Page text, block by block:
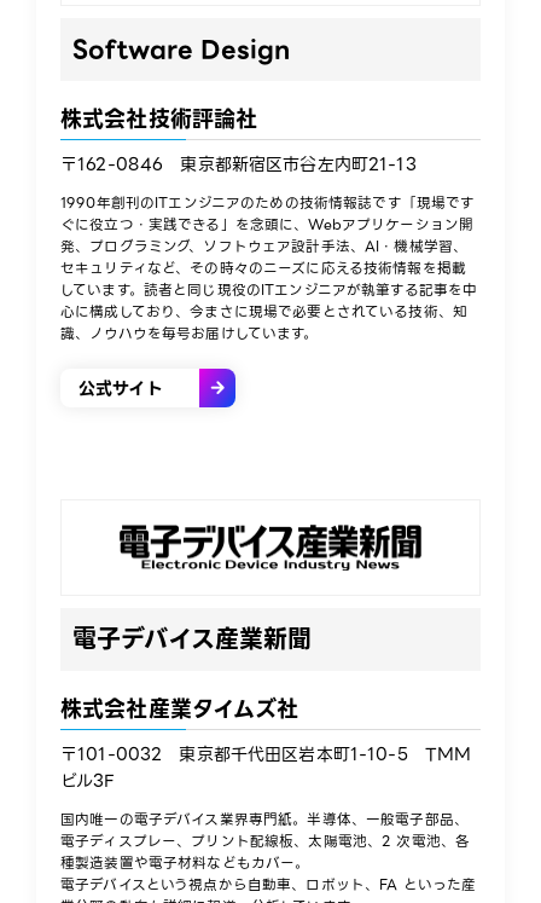
Software Design​
株式会社技術評論社​
〒162-0846 東京都新宿区市谷左内町21-13​
1990年創刊のITエンジニアのための技術情報誌です「現場です
ぐに役立つ・実践できる」を念頭に、Webアプリケーション開
発、プログラミング、ソフトウェア設計手法、AI・機械学習、
セキュリティなど、その時々のニーズに応える技術情報を掲載
しています。読者と同じ現役のITエンジニアが執筆する記事を中
心に構成しており、今まさに現場で必要とされている技術、知
識、ノウハウを毎号お届けしています。​
公式サイト
電子デバイス産業新聞
株式会社産業タイムズ社
〒101-0032 東京都千代田区岩本町1-10-5 TMM
ビル3F​
国内唯一の電子デバイス業界専門紙。半導体、一般電子部品、
電子ディスプレー、​プリント配線板、太陽電池、2 次電池、各
種製造装置や電子材料などもカバー。​
電子デバイスという視点から自動車、ロボット、FA といった産